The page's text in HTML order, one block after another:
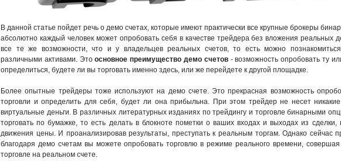
В данной статье пойдет речь о демо счетах, которые имеют практически все крупные брокеры
абсолютно каждый человек может опробовать себя в качестве трейдера без вложения реальных
все те же возможности, что и у владельцев реальных счетов, то есть можно
различными активами. Этоосновное преимущество демо счетов- возможность опробовать ту
определиться, будете ли вы торговать именно здесь, или же перейдете к другой площадке.
Более опытные трейдеры тоже используют на демо счете. Это прекрасная возможность
торговли и определить для себя, будет ли она прибыльна. При этом трейдер не несет
виртуальные деньги. В различных литературных изданиях по трейдингу и торговле бинарными
торговать по бумажке, то есть делать в блокноте пометки о ваших входах и выходах из сделки,
движения цены. И проанализировав результаты, преступать к реальным торгам. Однако сейчас
благодаря демо счетам вы можете опробовать торговлю в режиме реального времени,
торговле на реальном счете.